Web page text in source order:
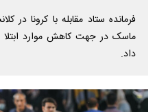
فرمانده ستاد مقابله با کرونا در
ماسک در جهت کاهش موارد ابتلا
داد.